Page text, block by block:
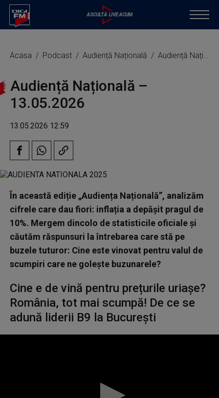
Acasa Podcast Audiență Națională Audiență Națională – 13.05.2026
Audiență Națională –
13.05.2026
13.05.2026 12:59
În această ediție „Audiența Națională”, analizăm
cifrele care dau fiori: inflația a depășit pragul de
10%. Mergem dincolo de statisticile oficiale și
căutăm răspunsuri la întrebarea care stă pe
buzele tuturor: Cine este vinovat pentru valul de
scumpiri care ne golește buzunarele?
Cine e de vină pentru prețurile uriașe?
România, tot mai scumpă! De ce se
adună liderii B9 la București